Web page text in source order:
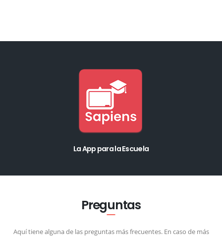
La App para la Escuela
Preguntas
Aquí tiene alguna de las preguntas más frecuentes. En caso de más